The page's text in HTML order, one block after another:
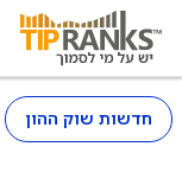
חדשות שוק ההון